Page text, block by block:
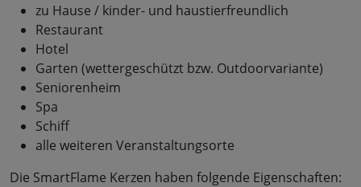
zu Hause / kinder- und haustierfreundlich
Restaurant
Hotel
Garten (wettergeschützt bzw. Outdoorvariante)
Seniorenheim
Spa
Schiff
alle weiteren Veranstaltungsorte
Die SmartFlame Kerzen haben folgende Eigenschaften: